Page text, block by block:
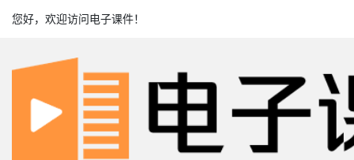
您好，欢迎访问电子课件！